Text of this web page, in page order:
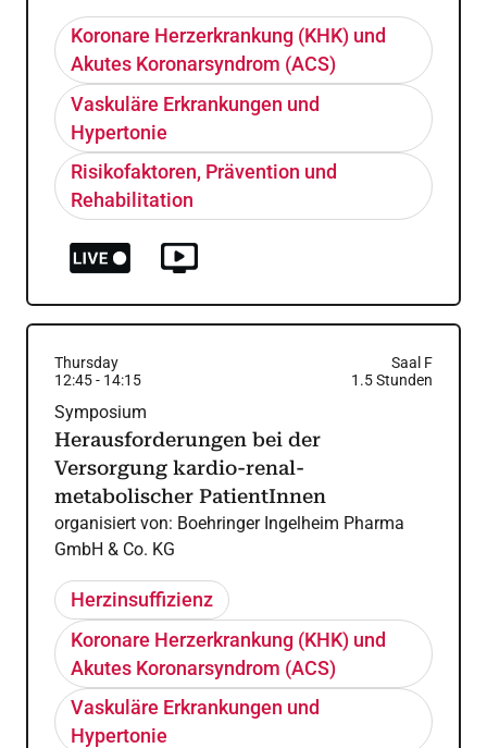
Koronare Herzerkrankung (KHK) und
Akutes Koronarsyndrom (ACS)
Vaskuläre Erkrankungen und
Hypertonie
Risikofaktoren, Prävention und
Rehabilitation
Thursday
Saal F
12:45- 14:15 1.5Stunden
Symposium
Herausforderungen bei der
Versorgung kardio-renal-
metabolischer PatientInnen
organisiert von: Boehringer Ingelheim Pharma
GmbH & Co. KG
Herzinsuffizienz
Koronare Herzerkrankung (KHK) und
Akutes Koronarsyndrom (ACS)
Vaskuläre Erkrankungen und
Hypertonie